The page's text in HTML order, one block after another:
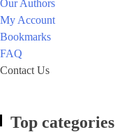
Our Authors
My Account
Bookmarks
FAQ
Contact Us
Top categories